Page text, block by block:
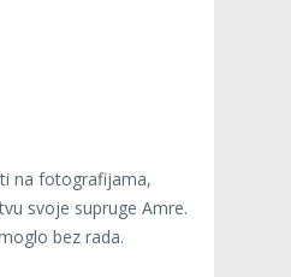
na fotografijama,
svoje supruge Amre.
bez rada.